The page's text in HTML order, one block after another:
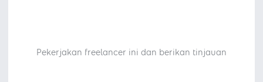
Pekerjakan freelancer ini dan berikan tinjauan